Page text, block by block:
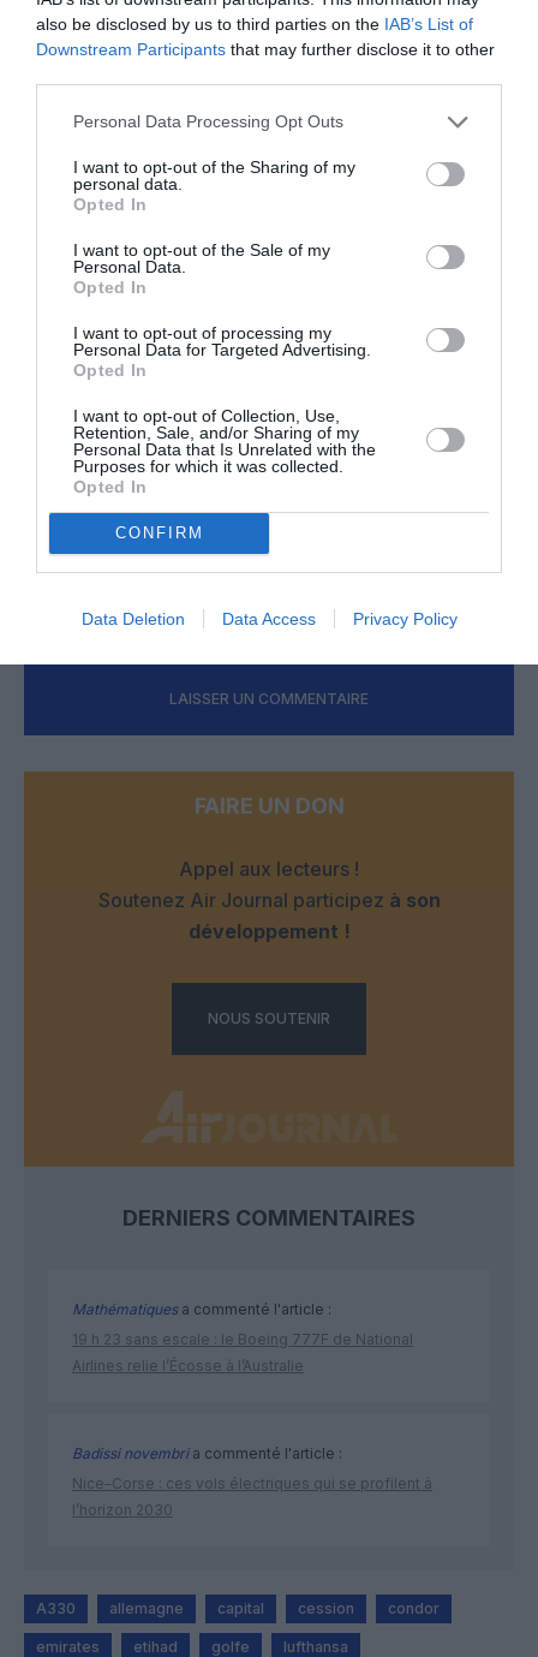
also be disclosed by us to third parties on the IAB’s List of
Downstream Participants that may further disclose it to other
Personal Data Processing Opt Outs
I want to opt-out of the Sharing of my
personal data.
Opted In
I want to opt-out of the Sale of my
Personal Data.
Opted In
I want to opt-out of processing my
Personal Data for Targeted Advertising.
Opted In
I want to opt-out of Collection, Use,
Retention, Sale, and/or Sharing of my
Personal Data that Is Unrelated with the
Purposes for which it was collected.
Opted In
CONFIRM
Data Deletion Data Access Privacy Policy
COMMENTAIRE(S)
Yoanna commenté :
7 juillet 2026 - 11 h 59 min
Un excellent produit / service en classe affaires !
Pile à l’heure, 5 ans après l’arrivée du fond d’investissement
et comme prévu.
compagnie non européenne.
IAG ou AFKLM oseront elles franchir le Rhin/Rubicon et entrer
dans le pré carré de Lufthansa ? Pourquoi écarter d’emblée
ces groupes si ce n’est heurter la susceptibilité de Lufthansa
?
La flotte est très jeune et le gros des investissements
semble passé pour récolter les fruits.
LAISSER UN COMMENTAIRE
FAIRE UN DON
Appel aux lecteurs !
Soutenez Air Journal participez à son
développement !
NOUS SOUTENIR
DERNIERS COMMENTAIRES
Mathématiquesa commenté l'article :
19 h 23 sans escale : le Boeing 777F de National
Airlines relie l’Écosse à l’Australie
Badissi novembria commenté l'article :
Nice–Corse : ces vols électriques qui se profilent à
l’horizon 2030
A330 allemagne capital cession condor
emirates etihad golfe lufthansa